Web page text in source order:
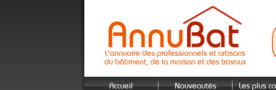
L'annuaire des professionnels et artisans
du bâtiment, de la maison et des travaux
Accueil Nouveautés Les plus